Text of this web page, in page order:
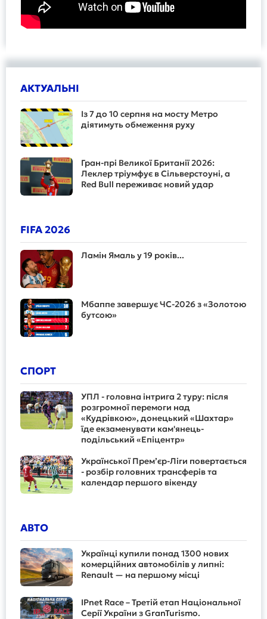
АКТУАЛЬНІ
Із 7 до 10 серпня на мосту Метро
діятимуть обмеження руху
Гран-прі Великої Британії 2026:
Леклер тріумфує в Сільверстоуні, а
Red Bull переживає новий удар
FIFA 2026
Ламін Ямаль у 19 років...
Мбаппе завершує ЧС-2026 з «Золотою
бутсою»
СПОРТ
УПЛ - головна інтрига 2 туру: після
розгромної перемоги над
«Кудрівкою», донецький «Шахтар»
їде екзаменувати кам'янець-
подільський «Епіцентр»
Української Прем’єр-Ліги повертається
- розбір головних трансферів та
календар першого вікенду
АВТО
Українці купили понад 1300 нових
комерційних автомобілів у липні:
Renault — на першому місці
IPnet Race – Третій етап Національної
Серії України з GranTurismo.